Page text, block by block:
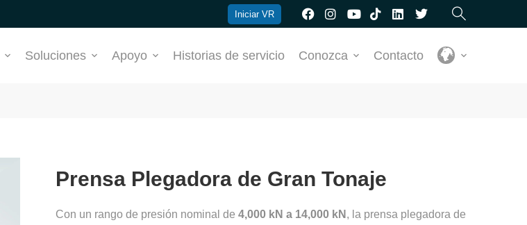
Iniciar VR
Soluciones Apoyo Historias de servicio Conozca Contacto
Prensa Plegadora de Gran Tonaje
Con un rango de presión nominal de 4,000 kN a 14,000 kN , la prensa plegadora de